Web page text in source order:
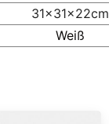
31x31x22cm
Weiß